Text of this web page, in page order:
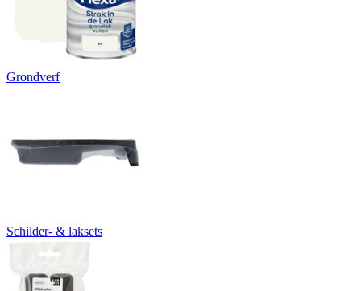
Grondverf
Schilder- & laksets